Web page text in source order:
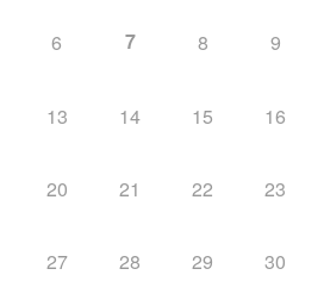
6 7 8 9
13 14 15 16
20 21 22 23
27 28 29 30